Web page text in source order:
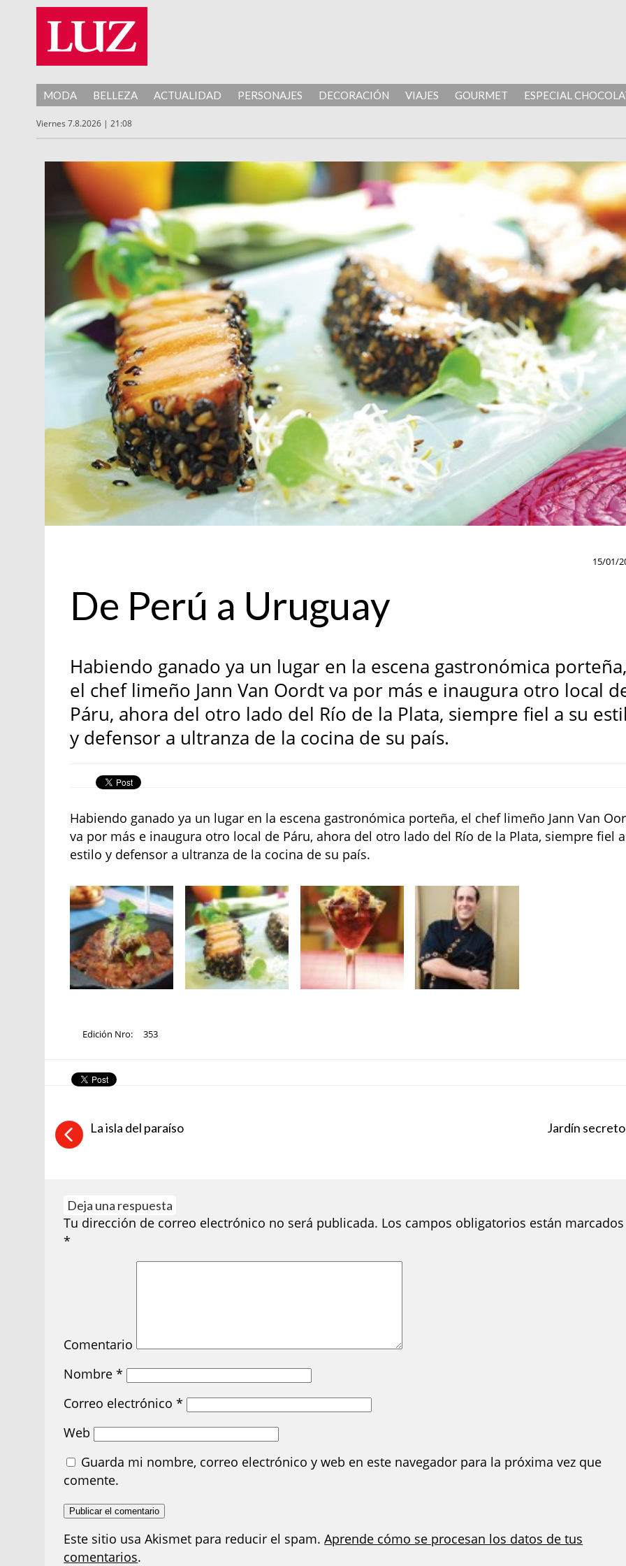
MODA BELLEZA ACTUALIDAD PERSONAJES DECORACIÓN VIAJES GOURMET ESPECIAL
Viernes 7.8.2026 | 21:08
15/01/
De Perú a Uruguay
Habiendo ganado ya un lugar en la escena gastronómica
el chef limeño Jann Van Oordt va por más e inaugura otro local
Páru, ahora del otro lado del Río de la Plata, siempre fiel a su
y defensor a ultranza de la cocina de su país.
Habiendo ganado ya un lugar en la escena gastronómica porteña, el chef limeño Jann Van
va por más e inaugura otro local de Páru, ahora del otro lado del Río de la Plata, siempre fiel
estilo y defensor a ultranza de la cocina de su país.
Edición Nro: 353
La isla del paraíso Jardín secreto
Deja una respuesta
Tu dirección de correo electrónico no será publicada. Los campos obligatorios están
*
Comentario
Nombre*
Correo electrónico*
Web
Guarda mi nombre, correo electrónico y web en este navegador para la próxima vez que
comente.
Este sitio usa Akismet para reducir el spam.Aprende cómo se procesan los datos de tus
comentarios.